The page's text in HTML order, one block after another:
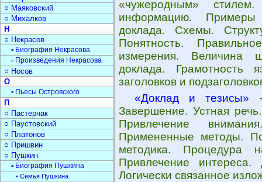
«чужеродным»
информацию. Примеры
доклада. Схемы.
Понятность.
измерения. Величина
доклада. Грамотность
заголовков и
«Доклад и тезисы» -
Завершение. Устная
Привлечение
Примененные методы.
методика. Процедура
Привлечение
Логически связанное
○ Маяковский
○ Михалков
Н
○ Некрасов
▫ Биография Некрасова
▫ Произведения Некрасова
○ Носов
О
▫ Пьесы Островского
П
○ Пастернак
○ Паустовский
○ Платонов
○ Пришвин
○ Пушкин
▫ Биография Пушкина
• Семья Пушкина